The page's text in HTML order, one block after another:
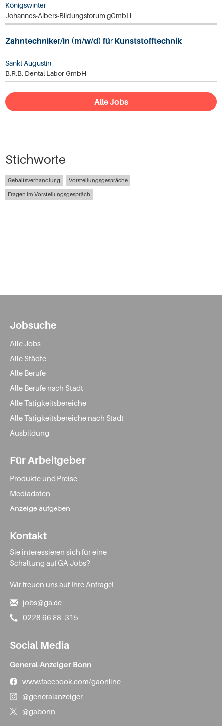
Königswinter
Johannes-Albers-Bildungsforum gGmbH
Zahntechniker/in (m/w/d) für Kunststofftechnik
Sankt Augustin
B.R.B. Dental Labor GmbH
Alle Jobs
Stichworte
Gehaltsverhandlung
Vorstellungsgespräche
Fragen im Vorstellungsgespräch
Jobsuche
Alle Jobs
Alle Städte
Alle Berufe
Alle Berufe nach Stadt
Alle Tätigkeitsbereiche
Alle Tätigkeitsbereiche nach Stadt
Ausbildung
Für Arbeitgeber
Produkte und Preise
Mediadaten
Anzeige aufgeben
Kontakt
Sie interessieren sich für eine
Schaltung auf GA Jobs?
Wir freuen uns auf Ihre Anfrage!
jobs@ga.de
0228 66 88 -315
Social Media
General-Anzeiger Bonn
www.facebook.com/gaonline
@generalanzeiger
@gabonn